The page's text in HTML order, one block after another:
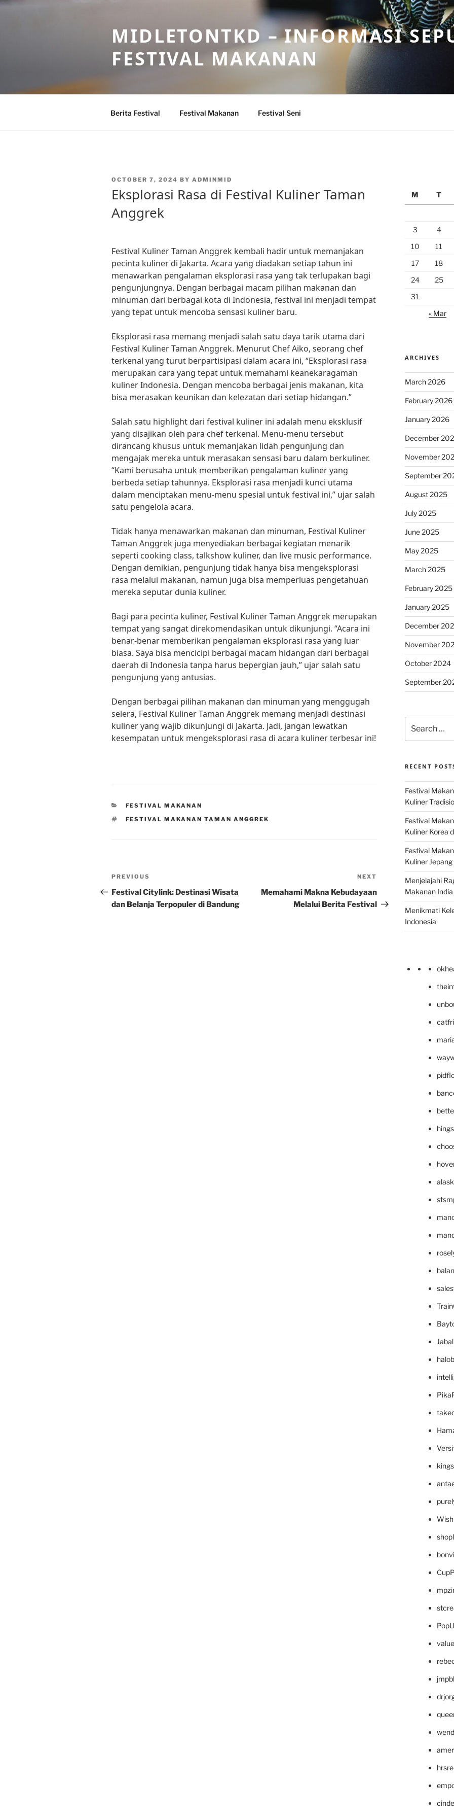
Skip
MIDLETONTKD – INFORMASI
FESTIVAL MAKANAN
Berita Festival Festival Makanan Festival Seni
POSTED
OCTOBER 7, 2024 BY ADMINMID
Eksplorasi Rasa di Festival Kuliner Taman
Anggrek
Festival Kuliner Taman Anggrek kembali hadir untuk memanjakan
pecinta kuliner di Jakarta. Acara yang diadakan setiap tahun ini
menawarkan pengalaman eksplorasi rasa yang tak terlupakan bagi
pengunjungnya. Dengan berbagai macam pilihan makanan dan
minuman dari berbagai kota di Indonesia, festival ini menjadi tempat
yang tepat untuk mencoba sensasi kuliner baru.
Eksplorasi rasa memang menjadi salah satu daya tarik utama dari
Festival Kuliner Taman Anggrek. Menurut Chef Aiko, seorang chef
terkenal yang turut berpartisipasi dalam acara ini, “Eksplorasi rasa
merupakan cara yang tepat untuk memahami keanekaragaman
kuliner Indonesia. Dengan mencoba berbagai jenis makanan, kita
bisa merasakan keunikan dan kelezatan dari setiap hidangan.”
Salah satu highlight dari festival kuliner ini adalah menu eksklusif
yang disajikan oleh para chef terkenal. Menu-menu tersebut
dirancang khusus untuk memanjakan lidah pengunjung dan
mengajak mereka untuk merasakan sensasi baru dalam berkuliner.
“Kami berusaha untuk memberikan pengalaman kuliner yang
berbeda setiap tahunnya. Eksplorasi rasa menjadi kunci utama
dalam menciptakan menu-menu spesial untuk festival ini,” ujar salah
satu pengelola acara.
Tidak hanya menawarkan makanan dan minuman, Festival Kuliner
Taman Anggrek juga menyediakan berbagai kegiatan menarik
seperti cooking class, talkshow kuliner, dan live music performance.
Dengan demikian, pengunjung tidak hanya bisa mengeksplorasi
rasa melalui makanan, namun juga bisa memperluas pengetahuan
mereka seputar dunia kuliner.
Bagi para pecinta kuliner, Festival Kuliner Taman Anggrek merupakan
tempat yang sangat direkomendasikan untuk dikunjungi. “Acara ini
benar-benar memberikan pengalaman eksplorasi rasa yang luar
biasa. Saya bisa mencicipi berbagai macam hidangan dari berbagai
daerah di Indonesia tanpa harus bepergian jauh,” ujar salah satu
pengunjung yang antusias.
Dengan berbagai pilihan makanan dan minuman yang menggugah
selera, Festival Kuliner Taman Anggrek memang menjadi destinasi
kuliner yang wajib dikunjungi di Jakarta. Jadi, jangan lewatkan
kesempatan untuk mengeksplorasi rasa di acara kuliner terbesar ini!
CATEGORIES
FESTIVAL MAKANAN
TAGS
FESTIVAL MAKANAN TAMAN ANGGREK
Post
navigation
Previous
Post
PREVIOUS
Festival Citylink: Destinasi Wisata
dan Belanja Terpopuler di Bandung
Post
NEXT
Memahami Makna Kebudayaan
Melalui Berita Festival
M
T
3
4
10
11
17
18
24
25
31
« Mar
ARCHIVES
March 2026
February 2026
January 2026
December
November
September
August 2025
July 2025
June 2025
May 2025
March 2025
February 2025
January 2025
December
November
October 2024
September
for:
RECENT
Festival
Kuliner
Festival
Kuliner Korea
Festival
Kuliner
Menjelajahi
Makanan
Menikmati
Indonesia